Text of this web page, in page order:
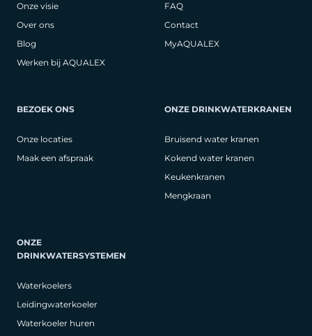
Onze visie
Over ons
Blog
Werken bij AQUALEX
FAQ
Contact
MyAQUALEX
BEZOEK ONS
Onze locaties
Maak een afspraak
ONZE DRINKWATERKRANEN
Bruisend water kranen
Kokend water kranen
Keukenkranen
Mengkraan
ONZE
DRINKWATERSYSTEMEN
Waterkoelers
Leidingwaterkoeler
Waterkoeler huren